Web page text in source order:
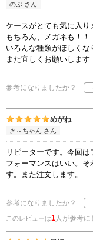
のぶ さん
ケースがとても気に入り
もちろん、メガネも！！
いろんな種類がほしくな
また宜しくお願いします
参考になりましたか？
めがね
き～ちゃん さん
リピーターです。今回
フォーマンスはいい。そ
す。また注文します。
参考になりましたか？
このレビューは1人が参考に